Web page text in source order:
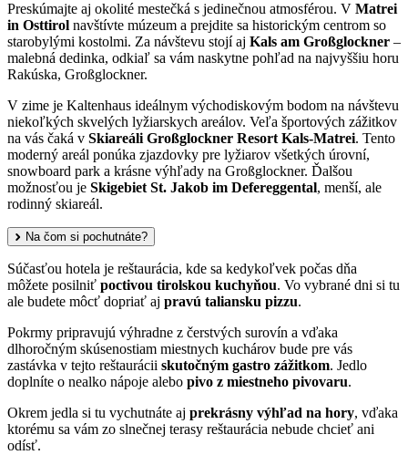
Preskúmajte aj okolité mestečká s jedinečnou atmosférou. V Matrei
in Osttirol navštívte múzeum a prejdite sa historickým centrom so
starobylými kostolmi. Za návštevu stojí aj Kals am Großglockner –
malebná dedinka, odkiaľ sa vám naskytne pohľad na najvyššiu horu
Rakúska, Großglockner.
V zime je Kaltenhaus ideálnym východiskovým bodom na návštevu
niekoľkých skvelých lyžiarskych areálov. Veľa športových zážitkov
na vás čaká v Skiareáli Großglockner Resort Kals-Matrei. Tento
moderný areál ponúka zjazdovky pre lyžiarov všetkých úrovní,
snowboard park a krásne výhľady na Großglockner. Ďalšou
možnosťou je Skigebiet St. Jakob im Defereggental, menší, ale
rodinný skiareál.
Na čom si pochutnáte?
Súčasťou hotela je reštaurácia, kde sa kedykoľvek počas dňa
môžete posilniť poctivou tirolskou kuchyňou. Vo vybrané dni si tu
ale budete môcť dopriať aj pravú taliansku pizzu.
Pokrmy pripravujú výhradne z čerstvých surovín a vďaka
dlhoročným skúsenostiam miestnych kuchárov bude pre vás
zastávka v tejto reštaurácii skutočným gastro zážitkom. Jedlo
doplníte o nealko nápoje alebo pivo z miestneho pivovaru.
Okrem jedla si tu vychutnáte aj prekrásny výhľad na hory, vďaka
ktorému sa vám zo slnečnej terasy reštaurácia nebude chcieť ani
odísť.